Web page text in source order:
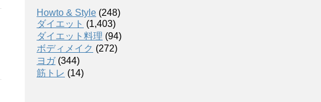
Howto & Style (248)
ダイエット (1,403)
ダイエット料理 (94)
ボディメイク (272)
ヨガ(344)
筋トレ (14)